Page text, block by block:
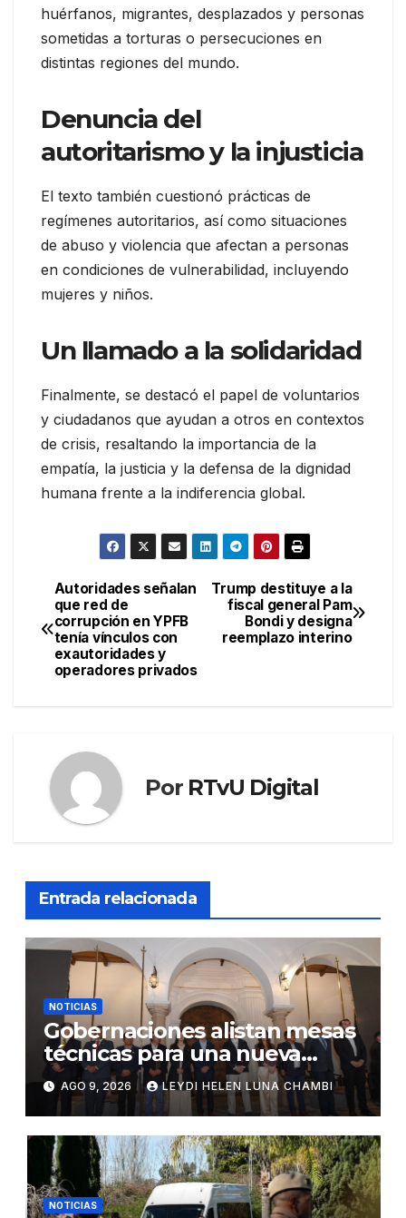
huérfanos, migrantes, desplazados y personas
sometidas a torturas o persecuciones en
distintas regiones del mundo.
Denuncia del
autoritarismo y la injusticia
El texto también cuestionó prácticas de
regímenes autoritarios, así como situaciones
de abuso y violencia que afectan a personas
en condiciones de vulnerabilidad, incluyendo
mujeres y niños.
Un llamado a la solidaridad
Finalmente, se destacó el papel de voluntarios
y ciudadanos que ayudan a otros en contextos
de crisis, resaltando la importancia de la
empatía, la justicia y la defensa de la dignidad
humana frente a la indiferencia global.
Navegación
de
entradas
Trump destituye a la
fiscal general Pam
Bondi y designa
reemplazo interino
Autoridades señalan
que red de
corrupción en YPFB
tenía vínculos con
exautoridades y
operadores privados
Por RTvU Digital
Entrada relacionada
NOTICIAS
Gobernaciones alistan mesas
técnicas para una nueva
distribución tributaria
AGO 9, 2026 LEYDI HELEN LUNA CHAMBI
NOTICIAS